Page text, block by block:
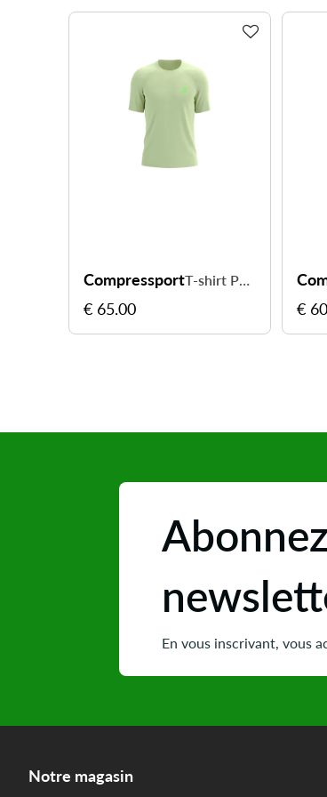
Compressport T-shirt Performance SS - restez au sec jusqu'à l'arrivée
€ 65.00 €
En vous inscrivant, vous
Notre magasin